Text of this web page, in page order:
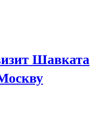
Шавката